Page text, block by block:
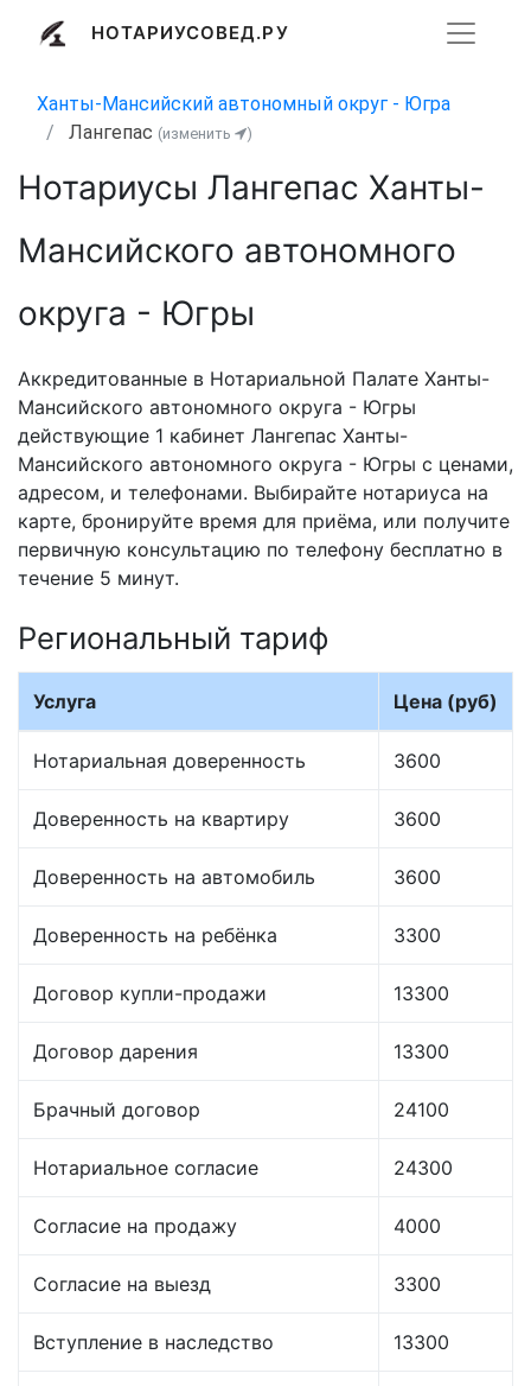
НОТАРИУСОВЕД.РУ
Ханты-Мансийский автономный округ - Югра
Лангепас (изменить )
Нотариусы Лангепас Ханты-
Мансийского автономного
округа - Югры
Аккредитованные в Нотариальной Палате Ханты-
Мансийского автономного округа - Югры
действующие 1 кабинет Лангепас Ханты-
Мансийского автономного округа - Югры с ценами,
адресом, и телефонами. Выбирайте нотариуса на
карте, бронируйте время для приёма, или получите
первичную консультацию по телефону бесплатно в
течение 5 минут.
Региональный тариф
Услуга Цена (руб)
Нотариальная доверенность 3600
Доверенность на квартиру 3600
Доверенность на автомобиль 3600
Доверенность на ребёнка 3300
Договор купли-продажи 13300
Договор дарения 13300
Брачный договор 24100
Нотариальное согласие 24300
Согласие на продажу 4000
Согласие на выезд 3300
Вступление в наследство 13300